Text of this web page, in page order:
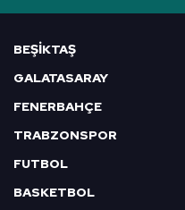
çerezlerle ilgili bilgi
BEŞİKTAŞ
GALATASARAY
FENERBAHÇE
TRABZONSPOR
FUTBOL
BASKETBOL